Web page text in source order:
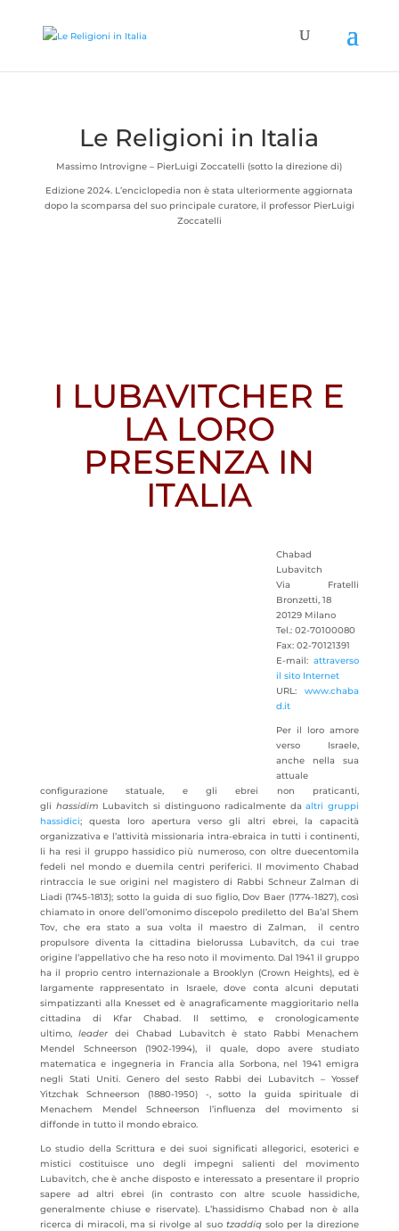
Le Religioni in Italia
Massimo Introvigne – PierLuigi Zoccatelli (sotto la direzione di)
Edizione 2024. L’enciclopedia non è stata ulteriormente aggiornata
dopo la scomparsa del suo principale curatore, il professor PierLuigi
Zoccatelli
I LUBAVITCHER E
LA LORO
PRESENZA IN
ITALIA
Chabad
Lubavitch
Via Fratelli
Bronzetti, 18
20129 Milano
Tel.: 02-70100080
Fax: 02-70121391
E-mail:attraverso
il sito Internet
URL:www.chaba
d.it
Per il loro amore
verso Israele,
anche nella sua
attuale
configurazione statuale, e gli ebrei non praticanti,
gli hassidim Lubavitch si distinguono radicalmente daaltri gruppi
hassidici; questa loro apertura verso gli altri ebrei, la capacità
organizzativa e l’attività missionaria intra-ebraica in tutti i continenti,
li ha resi il gruppo hassidico più numeroso, con oltre duecentomila
fedeli nel mondo e duemila centri periferici. Il movimento Chabad
rintraccia le sue origini nel magistero di Rabbi Schneur Zalman di
Liadi (1745-1813); sotto la guida di suo figlio, Dov Baer (1774-1827), così
chiamato in onore dell’omonimo discepolo prediletto del Ba’al Shem
Tov, che era stato a sua volta il maestro di Zalman, il centro
propulsore diventa la cittadina bielorussa Lubavitch, da cui trae
origine l’appellativo che ha reso noto il movimento. Dal 1941 il gruppo
ha il proprio centro internazionale a Brooklyn (Crown Heights), ed è
largamente rappresentato in Israele, dove conta alcuni deputati
simpatizzanti alla Knesset ed è anagraficamente maggioritario nella
cittadina di Kfar Chabad. Il settimo, e cronologicamente
ultimo,leader dei Chabad Lubavitch è stato Rabbi Menachem
Mendel Schneerson (1902-1994), il quale, dopo avere studiato
matematica e ingegneria in Francia alla Sorbona, nel 1941 emigra
negli Stati Uniti. Genero del sesto Rabbi dei Lubavitch – Yossef
Yitzchak Schneerson (1880-1950) -, sotto la guida spirituale di
Menachem Mendel Schneerson l’influenza del movimento si
diffonde in tutto il mondo ebraico.
Lo studio della Scrittura e dei suoi significati allegorici, esoterici e
mistici costituisce uno degli impegni salienti del movimento
Lubavitch, che è anche disposto e interessato a presentare il proprio
sapere ad altri ebrei (in contrasto con altre scuole hassidiche,
generalmente chiuse e riservate). L’hassidismo Chabad non è alla
ricerca di miracoli, ma si rivolge al suo tzaddiqsolo per la direzione